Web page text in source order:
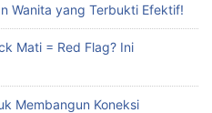
Wanita yang Terbukti Efektif!
Mati = Red Flag? Ini
Membangun Koneksi